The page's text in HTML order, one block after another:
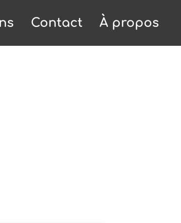
Contact À propos